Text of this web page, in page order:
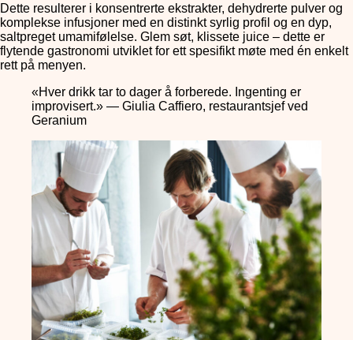
Dette resulterer i konsentrerte ekstrakter, dehydrerte pulver og
komplekse infusjoner med en distinkt syrlig profil og en dyp,
saltpreget umamifølelse. Glem søt, klissete juice – dette er
flytende gastronomi utviklet for ett spesifikt møte med én enkelt
rett på menyen.
«Hver drikk tar to dager å forberede. Ingenting er
improvisert.» — Giulia Caffiero, restaurantsjef ved
Geranium